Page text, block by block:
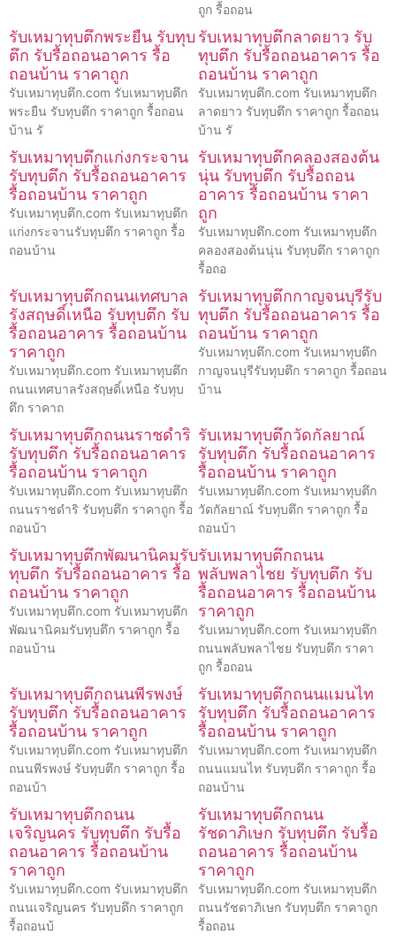
ถูก รื้อถอน
รับเหมาทุบตึกพระยืน รับทุบ
ตึก รับรื้อถอนอาคาร รื้อ
ถอนบ้าน ราคาถูก
รับเหมาทุบตึก.com รับเหมาทุบตึก
พระยืน รับทุบตึก ราคาถูก รื้อถอน
บ้าน รั
รับเหมาทุบตึกลาดยาว รับ
ทุบตึก รับรื้อถอนอาคาร รื้อ
ถอนบ้าน ราคาถูก
รับเหมาทุบตึก.com รับเหมาทุบตึก
ลาดยาว รับทุบตึก ราคาถูก รื้อถอน
บ้าน รั
รับเหมาทุบตึกแก่งกระจาน
รับทุบตึก รับรื้อถอนอาคาร
รื้อถอนบ้าน ราคาถูก
รับเหมาทุบตึก.com รับเหมาทุบตึก
แก่งกระจานรับทุบตึก ราคาถูก รื้อ
ถอนบ้าน
รับเหมาทุบตึกคลองสองต้น
นุ่น รับทุบตึก รับรื้อถอน
อาคาร รื้อถอนบ้าน ราคา
ถูก
รับเหมาทุบตึก.com รับเหมาทุบตึก
คลองสองต้นนุ่น รับทุบตึก ราคาถูก
รื้อถอ
รับเหมาทุบตึกถนนเทศบาล
รังสฤษดิ์เหนือ รับทุบตึก รับ
รื้อถอนอาคาร รื้อถอนบ้าน
ราคาถูก
รับเหมาทุบตึก.com รับเหมาทุบตึก
ถนนเทศบาลรังสฤษดิ์เหนือ รับทุบ
ตึก ราคาถ
รับเหมาทุบตึกกาญจนบุรีรับ
ทุบตึก รับรื้อถอนอาคาร รื้อ
ถอนบ้าน ราคาถูก
รับเหมาทุบตึก.com รับเหมาทุบตึก
กาญจนบุรีรับทุบตึก ราคาถูก รื้อถอน
บ้าน
รับเหมาทุบตึกถนนราชดำริ
รับทุบตึก รับรื้อถอนอาคาร
รื้อถอนบ้าน ราคาถูก
รับเหมาทุบตึก.com รับเหมาทุบตึก
ถนนราชดำริ รับทุบตึก ราคาถูก รื้อ
ถอนบ้า
รับเหมาทุบตึกวัดกัลยาณ์
รับทุบตึก รับรื้อถอนอาคาร
รื้อถอนบ้าน ราคาถูก
รับเหมาทุบตึก.com รับเหมาทุบตึก
วัดกัลยาณ์ รับทุบตึก ราคาถูก รื้อ
ถอนบ้า
รับเหมาทุบตึกพัฒนานิคมรับ
ทุบตึก รับรื้อถอนอาคาร รื้อ
ถอนบ้าน ราคาถูก
รับเหมาทุบตึก.com รับเหมาทุบตึก
พัฒนานิคมรับทุบตึก ราคาถูก รื้อ
ถอนบ้าน
รับเหมาทุบตึกถนน
พลับพลาไชย รับทุบตึก รับ
รื้อถอนอาคาร รื้อถอนบ้าน
ราคาถูก
รับเหมาทุบตึก.com รับเหมาทุบตึก
ถนนพลับพลาไชย รับทุบตึก ราคา
ถูก รื้อถอน
รับเหมาทุบตึกถนนพีรพงษ์
รับทุบตึก รับรื้อถอนอาคาร
รื้อถอนบ้าน ราคาถูก
รับเหมาทุบตึก.com รับเหมาทุบตึก
ถนนพีรพงษ์ รับทุบตึก ราคาถูก รื้อ
ถอนบ้า
รับเหมาทุบตึกถนนแมนไท
รับทุบตึก รับรื้อถอนอาคาร
รื้อถอนบ้าน ราคาถูก
รับเหมาทุบตึก.com รับเหมาทุบตึก
ถนนแมนไท รับทุบตึก ราคาถูก รื้อ
ถอนบ้าน
รับเหมาทุบตึกถนน
เจริญนคร รับทุบตึก รับรื้อ
ถอนอาคาร รื้อถอนบ้าน
ราคาถูก
รับเหมาทุบตึก.com รับเหมาทุบตึก
ถนนเจริญนคร รับทุบตึก ราคาถูก
รื้อถอนบ้
รับเหมาทุบตึกถนน
รัชดาภิเษก รับทุบตึก รับรื้อ
ถอนอาคาร รื้อถอนบ้าน
ราคาถูก
รับเหมาทุบตึก.com รับเหมาทุบตึก
ถนนรัชดาภิเษก รับทุบตึก ราคาถูก
รื้อถอน